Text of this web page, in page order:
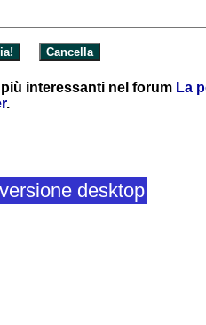
interessanti nel forum La
.
desktop